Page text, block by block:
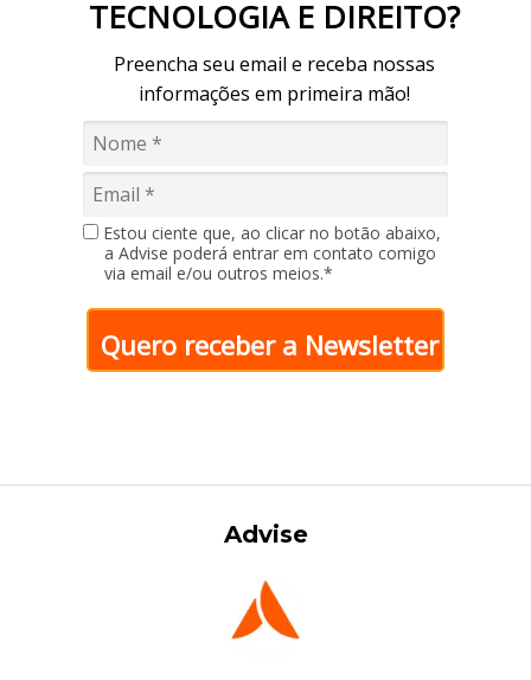
TECNOLOGIA E DIREITO?
Preencha seu email e receba nossas
informações em primeira mão!
Estou ciente que, ao clicar no botão abaixo,
a Advise poderá entrar em contato comigo
via email e/ou outros meios.*
Quero receber a Newsletter
Advise